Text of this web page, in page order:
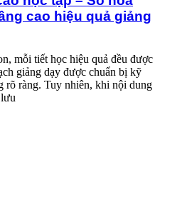
cao hiệu quả giảng
mỗi tiết học hiệu quả đều được
giảng dạy được chuẩn bị kỹ
rõ ràng. Tuy nhiên, khi nội dung
mầm non – Nền tảng cho chuyển